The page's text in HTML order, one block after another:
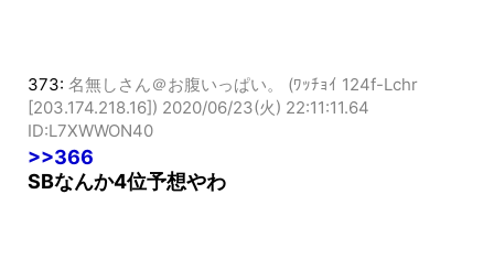
373:名無しさん＠お腹いっぱい。 (ﾜｯﾁｮｲ 124f-Lchr
[203.174.218.16])
ID:L7XWWON40
>>366